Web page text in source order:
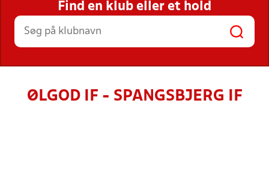
STILLINGER, RESULTATER, KLUBBER OG
HOLD
Find en klub eller et hold
ØLGOD IF - SPANGSBJERG IF